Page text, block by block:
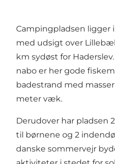
Campingpladsen ligger
med udsigt over
km sydøst for
nabo er her gode
badestrand med
meter væk.
Derudover har pladsen
til børnene og 2
danske sommervejr